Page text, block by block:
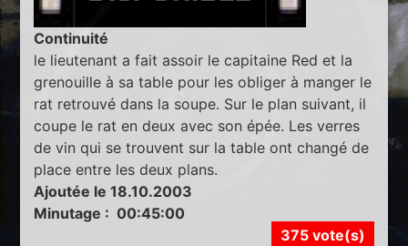
Continuité
le lieutenant a fait assoir le capitaine Red et la
grenouille à sa table pour les obliger à manger le
rat retrouvé dans la soupe. Sur le plan suivant, il
coupe le rat en deux avec son épée. Les verres
de vin qui se trouvent sur la table ont changé de
place entre les deux plans.
Ajoutée le 18.10.2003
Minutage : 00:45:00
375 vote(s)